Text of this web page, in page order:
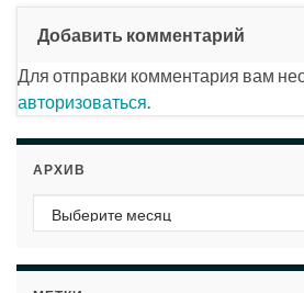
Добавить комментарий
Для отправки комментария вам
авторизоваться
АРХИВ
Архив